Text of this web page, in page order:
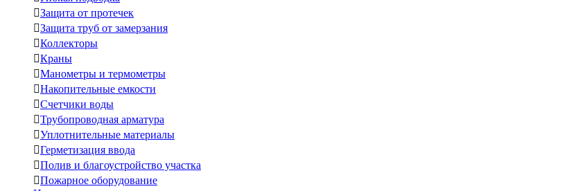
Защита от протечек
Защита труб от замерзания
Коллекторы
Краны
Манометры и термометры
Накопительные емкости
Счетчики воды
Трубопроводная арматура
Уплотнительные материалы
Герметизация ввода
Полив и благоустройство участка
Пожарное оборудование